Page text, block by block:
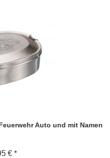
Auto und mit Namen
€ *